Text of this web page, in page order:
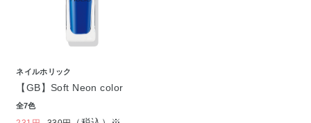
ネイルホリック
【GB】Soft Neon color
全7色